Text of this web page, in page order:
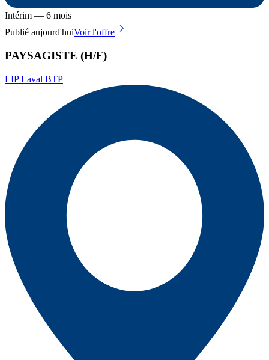
Intérim — 6 mois
Publié aujourd'huiVoir l'offre
PAYSAGISTE (H/F)
LIP Laval BTP